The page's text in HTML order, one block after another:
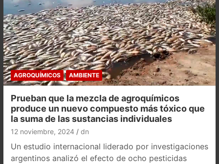
AGROQUÍMICOS AMBIENTE
Prueban que la mezcla de agroquímicos
produce un nuevo compuesto más tóxico que
la suma de las sustancias individuales
12 noviembre, 2024 dn
Un estudio internacional liderado por investigaciones
argentinos analizó el efecto de ocho pesticidas